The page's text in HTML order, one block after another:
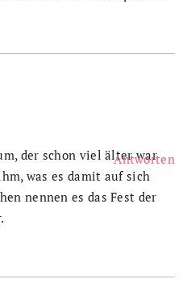
der schon viel älter war
was es damit auf sich
nennen es das Fest der
Antworten